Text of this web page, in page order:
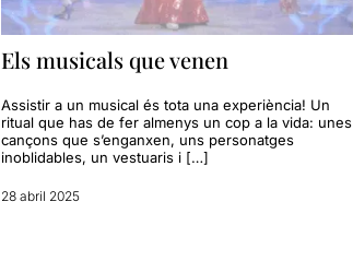
Els musicals que venen
Assistir a un musical és tota una experiència! Un
ritual que has de fer almenys un cop a la vida: unes
cançons que s’enganxen, uns personatges
inoblidables, un vestuaris i […]
28 abril 2025